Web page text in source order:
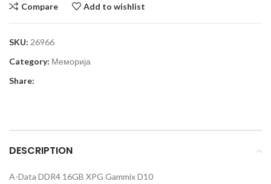
Compare Add to wishlist
SKU: 26966
Category: Меморија
Share:
DESCRIPTION
A-Data DDR4 16GB XPG Gammix D10